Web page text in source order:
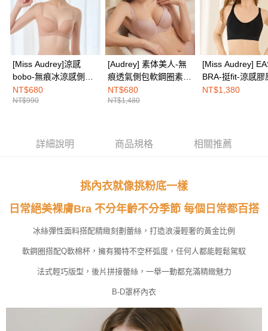
後付繳納相關費用。
※ 交易是否成功請以「AFTEE先享後付 」之結帳頁面顯示為準，若有關於
是否繳費成功／繳費後需取消欲退款等相關疑問，請聯繫「AFTEE先享後付
客戶支援中心」https://netprotections.freshdesk.com/support/home
１．透過由恩沛科技股份有限公司提供之「AFTEE先享後付」服務完成之交
易，需依本服務之必要範圍內提供個人資料，並將交易相關給付款項請求債
權轉讓予恩沛科技股份有限公司。
２．關於個人資料處理事宜，請瀏覽以下網址：
５．嚴禁一人註冊多個帳號或使用他人資訊註冊。若發現惡意使用之情形，
付款後7-11取貨
每筆NT$100，滿NT$1,500(含以上)免運費
宅配
每筆NT$100，滿NT$1,500(含以上)免運費
EASY SHOP門市速取
[Miss Audrey]涼感
bobo-無痕冰涼感側包
軟鋼圈素面內衣-裸感
膚
NT$680
NT$990
[Audrey] 素体美人-無
痕透氣側包軟鋼圈素面
內衣-柔粉膚
NT$680
NT$1,480
[Miss Audrey]
BRA-挺fit-涼感膠
白無鋼圈內衣-閃
NT$1,380
詳細說明 商品規格 相關推薦
挑內衣就像挑粉底一樣
日常絕美裸膚Bra 不分年齡不分季節 每個日常都百搭
冰絲彈性面料搭配精緻刻劃蕾絲，打造浪漫輕奢的黃金比例
軟鋼圈搭配Q軟棉杯，擁有獨特不空杯弧度，任何人都能輕鬆駕馭
法式輕巧版型，後片拼接蕾絲，一舉一動都充滿精緻魅力
B-D罩杯內衣